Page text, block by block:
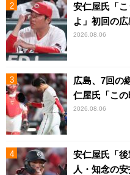
安仁屋氏「
よ」初回の
2026.08.06
広島、7回
仁屋氏「この
2026.08.06
安仁屋氏「
人・知念の